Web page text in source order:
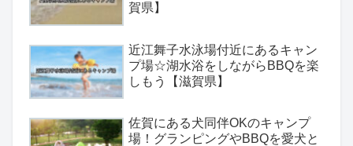
賀県】
近江舞子水泳場付近にあるキャン
プ場☆湖水浴をしながらBBQを楽
しもう【滋賀県】
佐賀にある犬同伴OKのキャンプ
場！グランピングやBBQを愛犬と